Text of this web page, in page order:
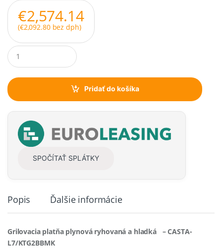
€2,574.14
(€2,092.80bez dph)
Q
u
a
t
i
y
Pridať do košíka
SPOČÍTAŤ SPLÁTKY
Popis Ďalšie informácie
Grilovacia platňa plynová ryhovaná a hladká – CASTA-
L7/KTG2BBMK